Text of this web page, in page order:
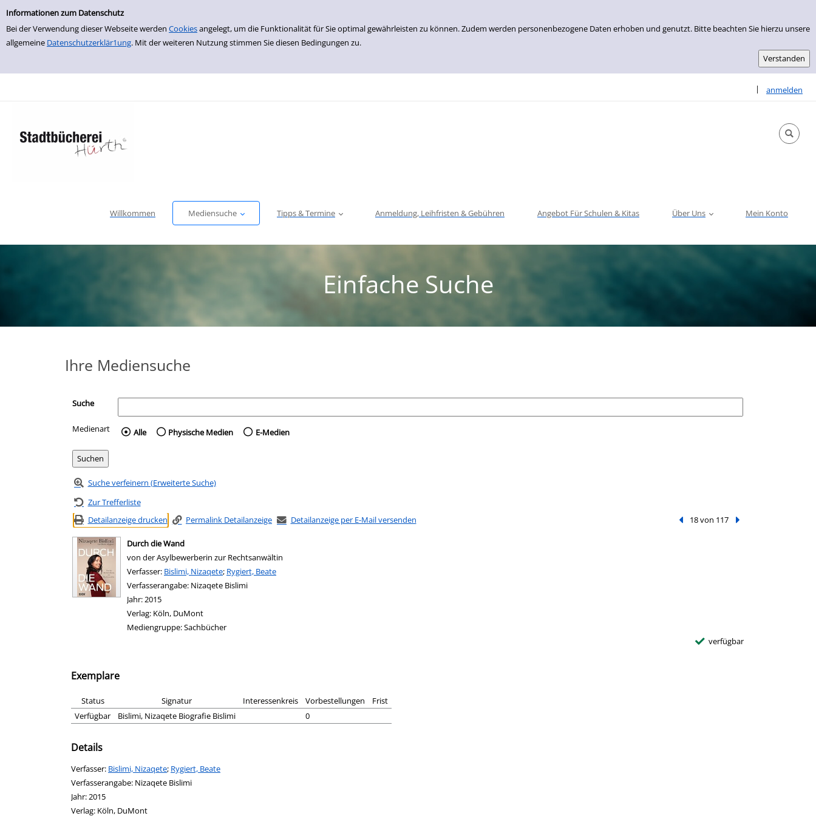
Einfache Suche
Informationen zum Datenschutz
Bei der Verwendung dieser Webseite werden Cookiesangelegt, um die Funktionalität für Sie optimal gewährleisten zu können. Zudem werden personenbezogene Daten erhoben und genutzt. Bitte beachten Sie hierzu unsere
allgemeine Datenschutzerklär1ung. Mit der weiteren Nutzung stimmen Sie diesen Bedingungen zu.
zur Navigation springen
zum Inhalt springen
Zur Detailanzeige springen
| anmelden
Sprache
Willkommen Mediensuche Tipps & Termine Anmeldung, Leihfristen & Gebühren Angebot Für Schulen & Kitas Über Uns Mein Konto
Einfache Suche
Ihre Mediensuche
Suche
Medienart Wählen Sie die Medienart nach der Sie suchen wollen.
Alle Physische Medien E-Medien
Suche verfeinern (Erweiterte Suche)
Zur Trefferliste
Detailanzeige drucken
Permalink Detailanzeige Detailanzeige per E-Mail versenden Vorheriger Treffer
18 von 117 Nächster Treffer
Durch die Wand
von der Asylbewerberin zur Rechtsanwältin
Verfasser: Suche nach diesem Verfasser
Bislimi, Nizaqete; Rygiert, Beate
Verfasserangabe: Nizaqete Bislimi
Jahr:2015
Verlag: Köln, DuMont
Mediengruppe:Sachbücher
verfügbar
Exemplare
Status Signatur Interessenkreis Vorbestellungen
Frist
Verfügbar
Bislimi, Nizaqete Biografie Bislimi 0
Details
Verfasser: Suche nach diesem Verfasser
Bislimi, Nizaqete; Rygiert, Beate
Verfasserangabe: Nizaqete Bislimi
Jahr:2015
Verlag: Köln, DuMont